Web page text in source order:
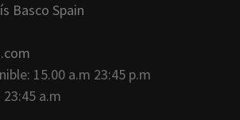
Basco Spain
15.00 a.m 23:45 p.m
a.m